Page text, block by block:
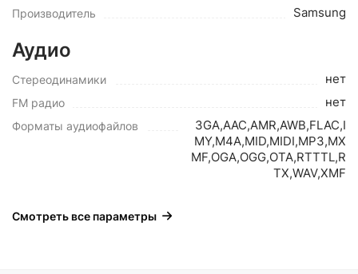
Производитель Samsung
Аудио
Стереодинамики нет
FM радио нет
Форматы аудиофайлов
3GA,AAC,AMR,AWB,FLAC,I
MY,M4A,MID,MIDI,MP3,MX
MF,OGA,OGG,OTA,RTTTL,R
TX,WAV,XMF
Смотреть все параметры